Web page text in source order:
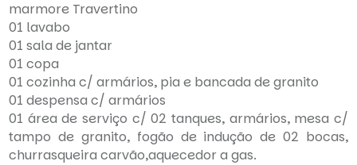
marmore Travertino
01 lavabo
01 sala de jantar
01 copa
01 cozinha c/ armários, pia e bancada de granito
01 despensa c/ armários
01 área de serviço c/ 02 tanques, armários, mesa c/
tampo de granito, fogão de indução de 02 bocas,
churrasqueira carvão,aquecedor a gas.